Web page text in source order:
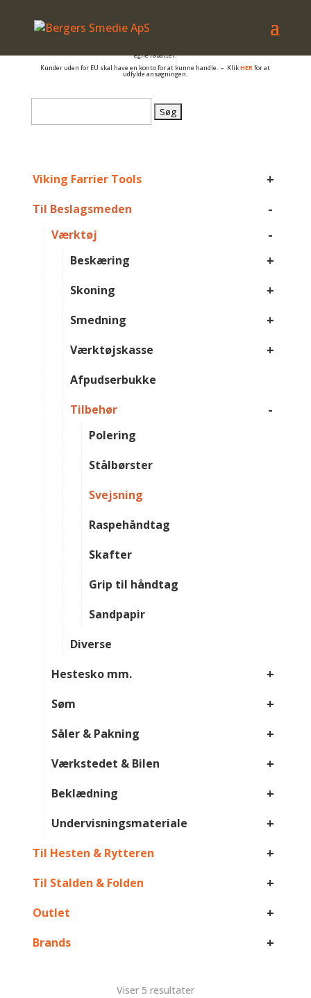
– også salg til PRIVATE
egne rabatter.
Kunder uden for EU skal have en konto for at kunne handle. – KlikHERfor at
udfylde ansøgningen.
efter:
Viking Farrier Tools +
Til Beslagsmeden -
Værktøj -
Beskæring +
Skoning +
Smedning +
Værktøjskasse +
Afpudserbukke
Tilbehør
-
Polering
Stålbørster
Svejsning
Raspehåndtag
Skafter
Grip til håndtag
Sandpapir
Diverse
Hestesko mm.
+
Søm +
Såler & Pakning +
Værkstedet & Bilen +
Beklædning +
Undervisningsmateriale +
Til Hesten & Rytteren +
Til Stalden & Folden +
Outlet +
Brands +
Viser 5 resultaterSorteret